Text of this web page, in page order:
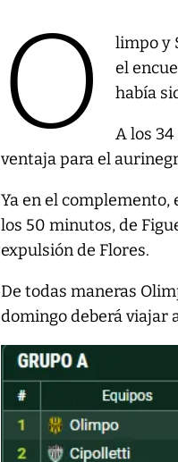
O
limpo y
el
había
A los
ventaja para el
Ya en el
los 50 minutos, de
expulsión de Flores.
De todas maneras
domingo deberá viajar